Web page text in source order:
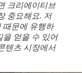
크리에이티브
중요해요. 저
때문에 유행하
을 얻을 수 있어
텐츠 시장에서